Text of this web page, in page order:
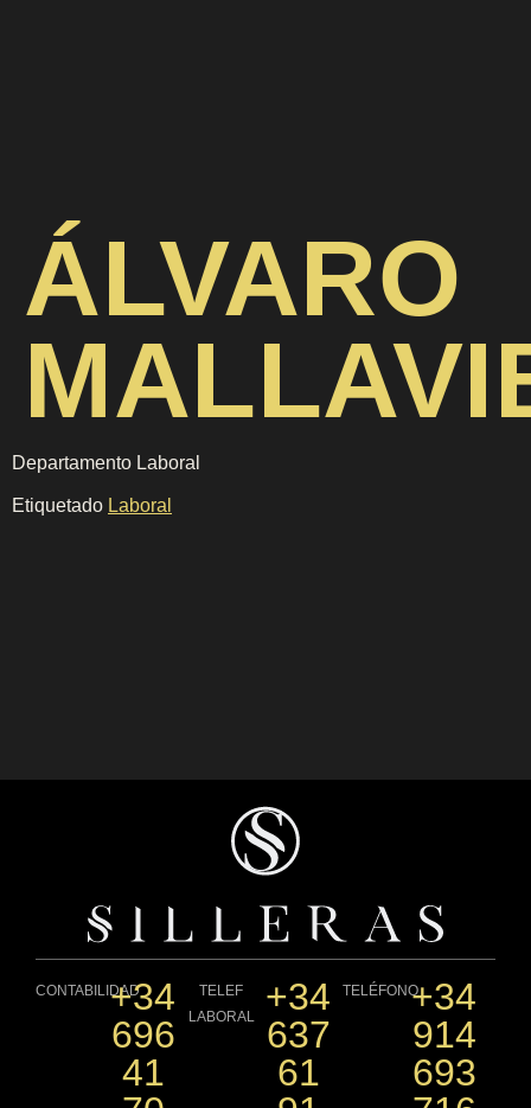
ÁLVARO
Departamento Laboral
Etiquetado Laboral
CONTABILIDAD+34
696
41
TELEF
LABORAL
+34
637
61
TELÉFONO+34
914
693